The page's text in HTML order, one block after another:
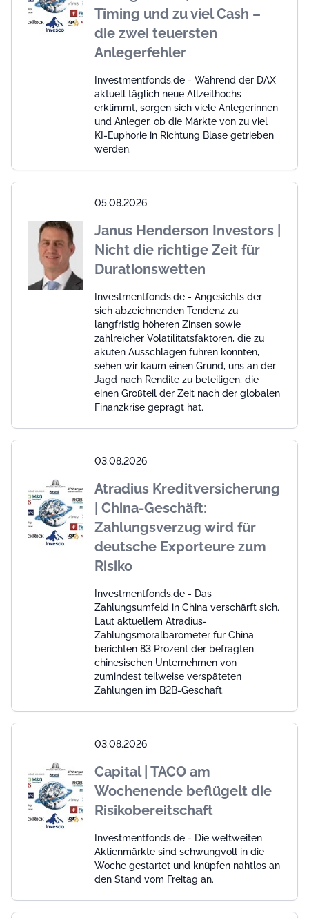
Timing und zu viel Cash –
die zwei teuersten
Anlegerfehler
Investmentfonds.de - Während der DAX
aktuell täglich neue Allzeithochs
erklimmt, sorgen sich viele Anlegerinnen
und Anleger, ob die Märkte von zu viel
KI-Euphorie in Richtung Blase getrieben
werden.
05.08.2026
Janus Henderson Investors |
Nicht die richtige Zeit für
Durationswetten
Investmentfonds.de - Angesichts der
sich abzeichnenden Tendenz zu
langfristig höheren Zinsen sowie
zahlreicher Volatilitätsfaktoren, die zu
akuten Ausschlägen führen könnten,
sehen wir kaum einen Grund, uns an der
Jagd nach Rendite zu beteiligen, die
einen Großteil der Zeit nach der globalen
Finanzkrise geprägt hat.
03.08.2026
Atradius Kreditversicherung
| China-Geschäft:
Zahlungsverzug wird für
deutsche Exporteure zum
Risiko
Investmentfonds.de - Das
Zahlungsumfeld in China verschärft sich.
Laut aktuellem Atradius-
Zahlungsmoralbarometer für China
berichten 83 Prozent der befragten
chinesischen Unternehmen von
zumindest teilweise verspäteten
Zahlungen im B2B-Geschäft.
03.08.2026
Capital | TACO am
Wochenende beflügelt die
Risikobereitschaft
Investmentfonds.de - Die weltweiten
Aktienmärkte sind schwungvoll in die
Woche gestartet und knüpfen nahtlos an
den Stand vom Freitag an.